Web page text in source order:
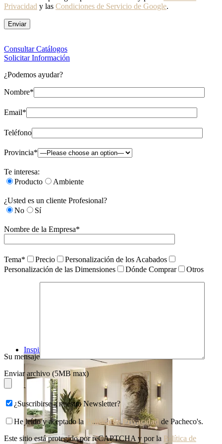
Inspiraciones
Privacidad y las Condiciones de Servicio de Google.
Consultar Catálogos
Solicitar Información
¿Podemos ayudar?
Nombre*
Email*
Teléfono
Provincia*
Te interesa:
Producto
Ambiente
¿Usted es un cliente Profesional?
No
Sí
Nombre de la Empresa*
Tema* Precio
Personalización de los Acabados
Personalización de las Dimensiones
Dónde Comprar Otros
Su mensaje
Enviar archivo (5MB max)
¿Suscribirse a nuestra Newsletter?
He leído y aceptado la Política de Privacidad de Pacheco's.
Este sitio está protegido por reCAPTCHA y por la Política de